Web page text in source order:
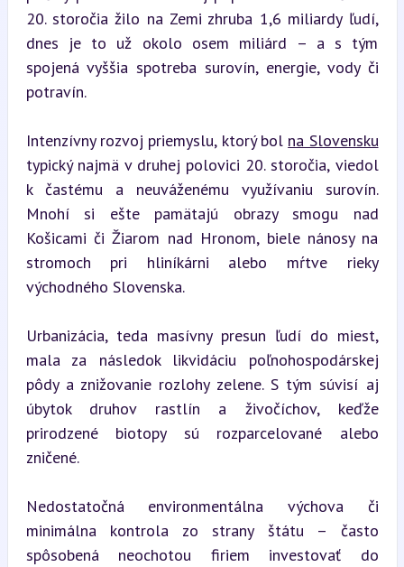
20. storočia žilo na Zemi zhruba 1,6 miliardy ľudí,
dnes je to už okolo osem miliárd – a s tým
spojená vyššia spotreba surovín, energie, vody či
potravín.
Intenzívny rozvoj priemyslu, ktorý bol na Slovensku
typický najmä v druhej polovici 20. storočia, viedol
k častému a neuváženému využívaniu surovín.
Mnohí si ešte pamätajú obrazy smogu nad
Košicami či Žiarom nad Hronom, biele nánosy na
stromoch pri hliníkárni alebo mŕtve rieky
východného Slovenska.
Urbanizácia, teda masívny presun ľudí do miest,
mala za následok likvidáciu poľnohospodárskej
pôdy a znižovanie rozlohy zelene. S tým súvisí aj
úbytok druhov rastlín a živočíchov, keďže
prirodzené biotopy sú rozparcelované alebo
zničené.
Nedostatočná environmentálna výchova či
minimálna kontrola zo strany štátu – často
spôsobená neochotou firiem investovať do